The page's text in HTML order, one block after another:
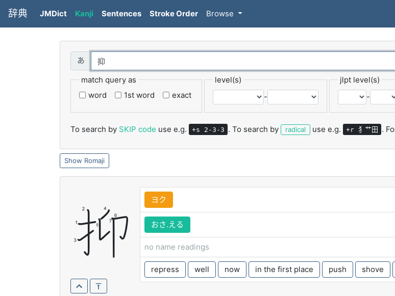
辞典 JMDict Kanji Sentences Stroke Order Browse
match query as
word
1st word exact
level(s)
-
jlpt level(s)
-
To search by SKIP code use e.g. +s 2-3-3 . To search by radical use e.g. +r 犭艹田 .
Romaji
抑 ヨク
おさ.える
no name readings
repress well now in the first place push shove